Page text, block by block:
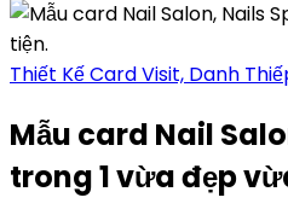
Thiết Kế Card Visit, Danh
Mẫu card Nail
trong 1 vừa đẹp